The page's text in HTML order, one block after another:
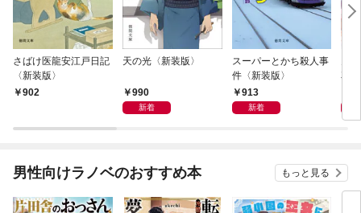
さばけ医龍安江戸日記
〈新装版〉
902
天の光〈新装版〉
990
新着
スーパーとかち殺人事
件〈新装版〉
913
新着
花
男性向けラノベのおすすめ本 もっと見る